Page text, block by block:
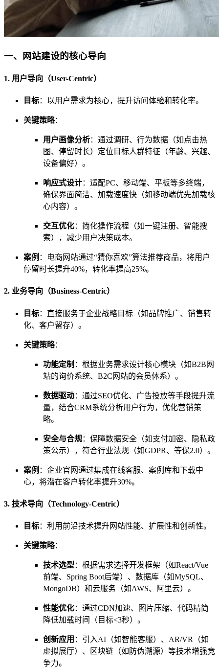
一、网站建设的核心导向
1. 用户导向（User-Centric）
目标：以用户需求为核心，提升访问体验和转化率。
关键策略：
用户画像分析：通过调研、行为数据（如点击热
图、停留时长）定位目标人群特征（年龄、兴趣、
设备偏好）。
响应式设计：适配PC、移动端、平板等多终端，
确保界面简洁、加载速度快（如移动端优先加载核
心内容）。
交互优化：简化操作流程（如一键注册、智能搜
索），减少用户决策成本。
案例 ：电商网站通过“猜你喜欢”算法推荐商品，将用户
停留时长提升40%，转化率提高25%。
2. 业务导向（Business-Centric）
目标：直接服务于企业战略目标（如品牌推广、销售转
化、客户留存）。
关键策略：
功能定制 ：根据业务需求设计核心模块（如B2B网
站的询价系统、B2C网站的会员体系）。
数据驱动：通过SEO优化、广告投放等手段提升流
量，结合CRM系统分析用户行为，优化营销策
略。
安全与合规：保障数据安全（如支付加密、隐私政
策公示），符合行业法规（如GDPR、等保2.0）。
案例 ：企业官网通过集成在线客服、案例库和下载中
心，将潜在客户转化率提升30%。
3. 技术导向（Technology-Centric）
目标：利用前沿技术提升网站性能、扩展性和创新性。
关键策略：
技术选型 ：根据需求选择开发框架（如React/Vue
前端、Spring Boot后端）、数据库（如MySQL、
MongoDB）和云服务（如AWS、阿里云）。
性能优化：通过CDN加速、图片压缩、代码精简
降低加载时间（目标<3秒）。
创新应用 ：引入AI（如智能客服）、AR/VR（如
虚拟展厅）、区块链（如防伪溯源）等技术增强竞
争力。